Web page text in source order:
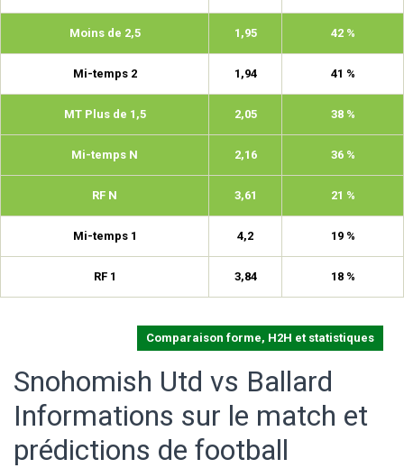
Moins de 2,5 1,95 42 %
Mi-temps 2 1,94 41 %
MT Plus de 1,5 2,05 38 %
Mi-temps N 2,16 36 %
RF N 3,61 21 %
Mi-temps 1 4,2 19 %
RF 1 3,84 18 %
Comparaison forme, H2H et statistiques
Snohomish Utd vs Ballard
Informations sur le match et
prédictions de football